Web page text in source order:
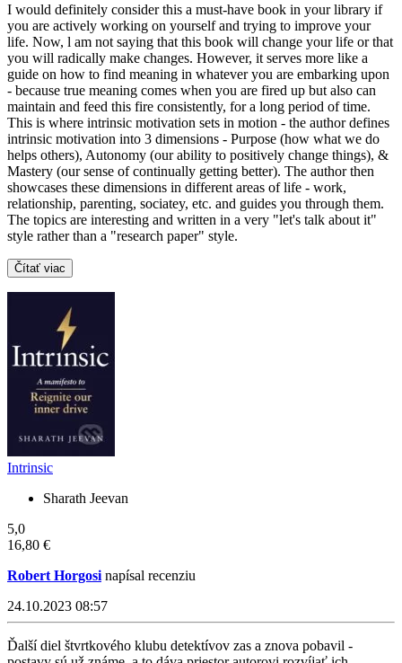
I would definitely consider this a must-have book in your library if
you are actively working on yourself and trying to improve your
life. Now, l am not saying that this book will change your life or that
you will radically make changes. However, it serves more like a
guide on how to find meaning in whatever you are embarking upon
- because true meaning comes when you are fired up but also can
maintain and feed this fire consistently, for a long period of time.
This is where intrinsic motivation sets in motion - the author defines
intrinsic motivation into 3 dimensions - Purpose (how what we do
helps others), Autonomy (our ability to positively change things), &
Mastery (our sense of continually getting better). The author then
showcases these dimensions in different areas of life - work,
relationship, parenting, sociatey, etc. and guides you through them.
The topics are interesting and written in a very "let's talk about it"
style rather than a "research paper" style.
Čítať viac
Intrinsic
Sharath Jeevan
5,0
16,80 €
Robert Horgosi napísal recenziu
24.10.2023 08:57
Ďalší diel štvrtkového klubu detektívov zas a znova pobavil -